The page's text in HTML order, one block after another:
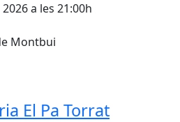
a les 21:00h
Montbui
El Pa Torrat